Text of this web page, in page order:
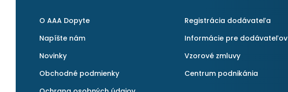
O AAA Dopyte
Napíšte nám
Novinky
Obchodné podmienky
Registrácia dodávateľa
Informácie pre dodávateľov
Vzorové zmluvy
Centrum podnikánia